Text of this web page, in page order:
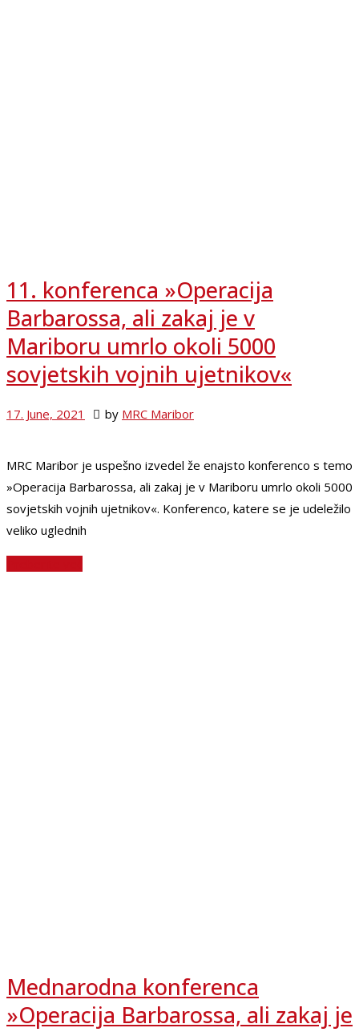
11. konferenca »Operacija
Barbarossa, ali zakaj je v
Mariboru umrlo okoli 5000
sovjetskih vojnih ujetnikov«
17. June, 2021 by MRC Maribor
MRC Maribor je uspešno izvedel že enajsto konferenco s temo
»Operacija Barbarossa, ali zakaj je v Mariboru umrlo okoli 5000
sovjetskih vojnih ujetnikov«. Konferenco, katere se je udeležilo
veliko uglednih
Mednarodna konferenca
»Operacija Barbarossa, ali zakaj je